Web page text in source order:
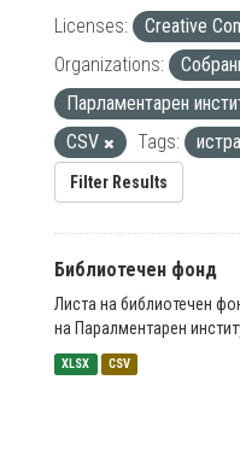
Licenses:
Creative
Organizations:
Парламентарен
CSV
Tags:
Filter Results
Библиотечен фонд
Листа на библиотечен
на Паралментарен
XLSX CSV